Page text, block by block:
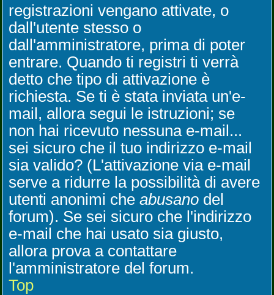
registrazioni vengano attivate, o
dall'utente stesso o
dall'amministratore, prima di poter
entrare. Quando ti registri ti verrà
detto che tipo di attivazione è
richiesta. Se ti è stata inviata un'e-
mail, allora segui le istruzioni; se
non hai ricevuto nessuna e-mail...
sei sicuro che il tuo indirizzo e-mail
sia valido? (L'attivazione via e-mail
serve a ridurre la possibilità di avere
utenti anonimi che abusano del
forum). Se sei sicuro che l'indirizzo
e-mail che hai usato sia giusto,
allora prova a contattare
l'amministratore del forum.
Top